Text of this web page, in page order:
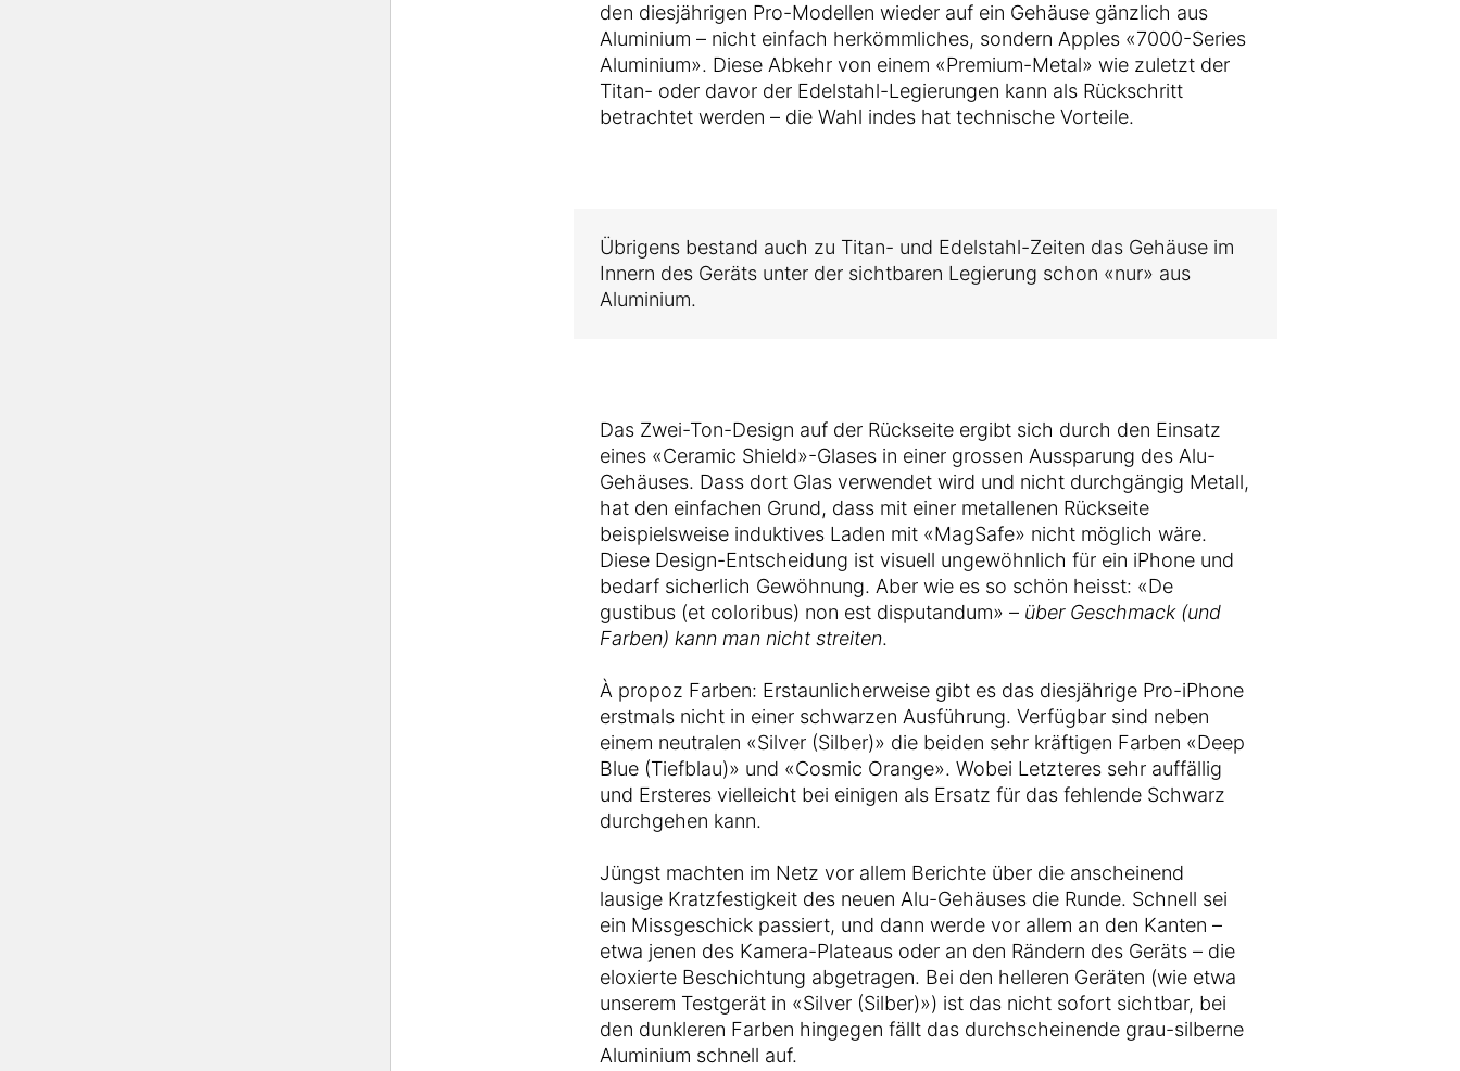
den diesjährigen Pro-Modellen wieder auf ein Gehäuse gänzlich aus
Aluminium – nicht einfach herkömmliches, sondern Apples «7000-Series
Aluminium». Diese Abkehr von einem «Premium-Metal» wie zuletzt der
Titan- oder davor der Edelstahl-Legierungen kann als Rückschritt
betrachtet werden – die Wahl indes hat technische Vorteile.
Übrigens bestand auch zu Titan- und Edelstahl-Zeiten das Gehäuse im
Innern des Geräts unter der sichtbaren Legierung schon «nur» aus
Aluminium.
Das Zwei-Ton-Design auf der Rückseite ergibt sich durch den Einsatz
eines «Ceramic Shield»-Glases in einer grossen Aussparung des Alu-
Gehäuses. Dass dort Glas verwendet wird und nicht durchgängig Metall,
hat den einfachen Grund, dass mit einer metallenen Rückseite
beispielsweise induktives Laden mit «MagSafe» nicht möglich wäre.
Diese Design-Entscheidung ist visuell ungewöhnlich für ein iPhone und
bedarf sicherlich Gewöhnung. Aber wie es so schön heisst: «De
gustibus (et coloribus) non est disputandum» – über Geschmack (und
Farben) kann man nicht streiten.
À propoz Farben: Erstaunlicherweise gibt es das diesjährige Pro-iPhone
erstmals nicht in einer schwarzen Ausführung. Verfügbar sind neben
einem neutralen «Silver (Silber)» die beiden sehr kräftigen Farben «Deep
Blue (Tiefblau)» und «Cosmic Orange». Wobei Letzteres sehr auffällig
und Ersteres vielleicht bei einigen als Ersatz für das fehlende Schwarz
durchgehen kann.
Jüngst machten im Netz vor allem Berichte über die anscheinend
lausige Kratzfestigkeit des neuen Alu-Gehäuses die Runde. Schnell sei
ein Missgeschick passiert, und dann werde vor allem an den Kanten –
etwa jenen des Kamera-Plateaus oder an den Rändern des Geräts – die
eloxierte Beschichtung abgetragen. Bei den helleren Geräten (wie etwa
unserem Testgerät in «Silver (Silber)») ist das nicht sofort sichtbar, bei
den dunkleren Farben hingegen fällt das durchscheinende grau-silberne
Aluminium schnell auf.